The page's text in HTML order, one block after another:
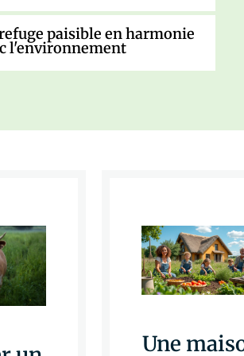
paisible en harmonie
l'environnement
Une